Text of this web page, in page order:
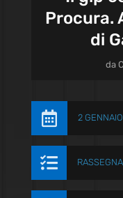
Procura.
di
da
 2
